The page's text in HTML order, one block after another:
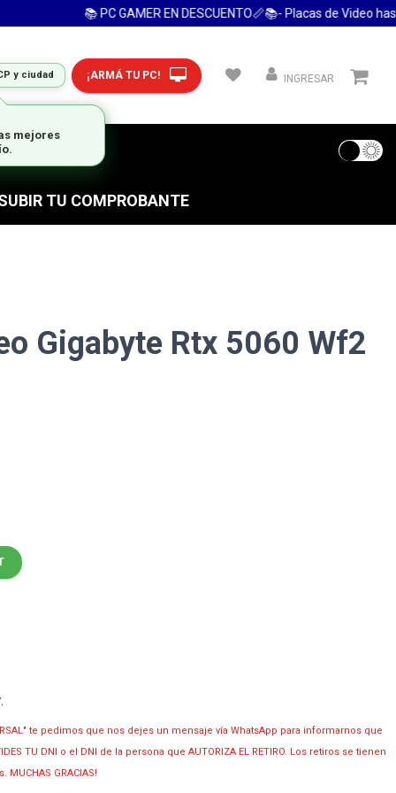
📚 PC GAMER EN DESCUENTO📏📚- Placas de Video
y ciudad ¡ARMÁ TU PC! INGRESAR
TU COMPROBANTE
Gigabyte Rtx 5060 Wf2
.
te pedimos que nos dejes un mensaje vía WhatsApp para informarnos que
TU DNI o el DNI de la persona que AUTORIZA EL RETIRO. Los retiros se tienen
GRACIAS!
mejores